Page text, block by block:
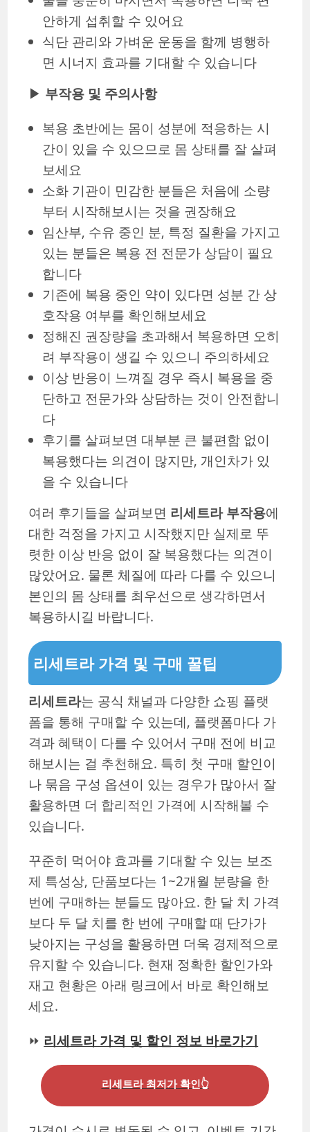
안하게 섭취할 수 있어요
식단 관리와 가벼운 운동을 함께 병행하
면 시너지 효과를 기대할 수 있습니다
▶ 부작용 및 주의사항
복용 초반에는 몸이 성분에 적응하는 시
간이 있을 수 있으므로 몸 상태를 잘 살펴
보세요
소화 기관이 민감한 분들은 처음에 소량
부터 시작해보시는 것을 권장해요
임산부, 수유 중인 분, 특정 질환을 가지고
있는 분들은 복용 전 전문가 상담이 필요
합니다
기존에 복용 중인 약이 있다면 성분 간 상
호작용 여부를 확인해보세요
정해진 권장량을 초과해서 복용하면 오히
려 부작용이 생길 수 있으니 주의하세요
이상 반응이 느껴질 경우 즉시 복용을 중
단하고 전문가와 상담하는 것이 안전합니
다
후기를 살펴보면 대부분 큰 불편함 없이
복용했다는 의견이 많지만, 개인차가 있
을 수 있습니다
여러 후기들을 살펴보면 리세트라 부작용에
대한 걱정을 가지고 시작했지만 실제로 뚜
렷한 이상 반응 없이 잘 복용했다는 의견이
많았어요. 물론 체질에 따라 다를 수 있으니
본인의 몸 상태를 최우선으로 생각하면서
복용하시길 바랍니다.
리세트라 가격 및 구매 꿀팁
리세트라는 공식 채널과 다양한 쇼핑 플랫
폼을 통해 구매할 수 있는데, 플랫폼마다 가
격과 혜택이 다를 수 있어서 구매 전에 비교
해보시는 걸 추천해요. 특히 첫 구매 할인이
나 묶음 구성 옵션이 있는 경우가 많아서 잘
활용하면 더 합리적인 가격에 시작해볼 수
있습니다.
꾸준히 먹어야 효과를 기대할 수 있는 보조
제 특성상, 단품보다는 1~2개월 분량을 한
번에 구매하는 분들도 많아요. 한 달 치 가격
보다 두 달 치를 한 번에 구매할 때 단가가
낮아지는 구성을 활용하면 더욱 경제적으로
유지할 수 있습니다. 현재 정확한 할인가와
재고 현황은 아래 링크에서 바로 확인해보
세요.
⏩ 리세트라 가격 및 할인 정보 바로가기
리세트라 최저가 확인👆